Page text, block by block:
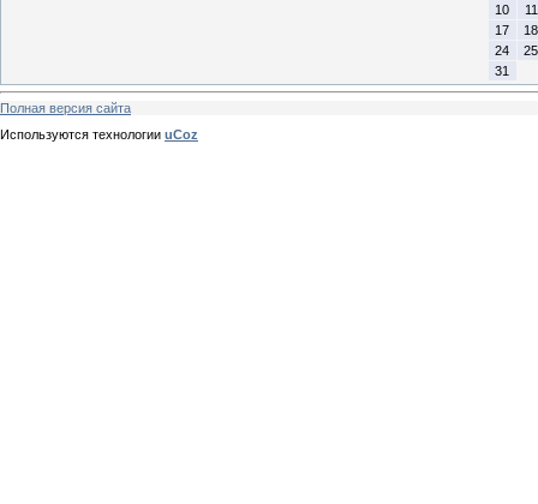
10
11
17
18
24
25
31
Полная версия сайта
Используются технологии uCoz